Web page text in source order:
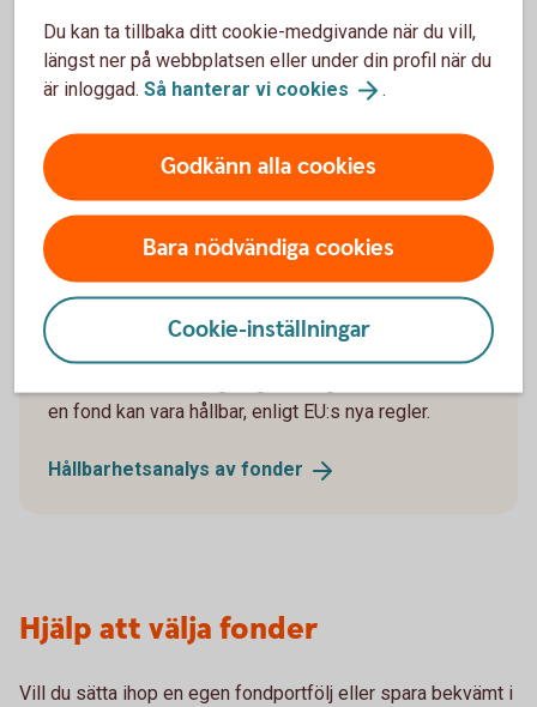
Vilken fondtyp passar dig?
Vi har både aktivt och passivt förvaltade fonder. Läs
om olika fondtyper och se vad som passar dig.
Fondtyper
Vad gör en fond hållbar?
en fond kan vara hållbar, enligt EU:s nya regler.
Hållbarhetsanalys av fonder
Hjälp att välja fonder
Vill du sätta ihop en egen fondportfölj eller spara bekvämt i
Du kan ta tillbaka ditt cookie-medgivande när du vill,
längst ner på webbplatsen eller under din profil när du
är inloggad. Så hanterar vi cookies .
Godkänn alla cookies
Bara nödvändiga cookies
Cookie-inställningar